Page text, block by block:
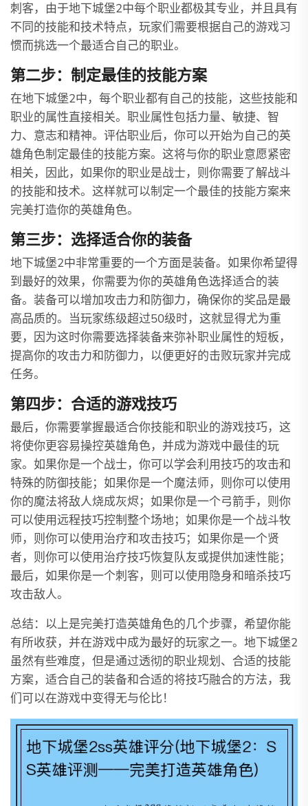
刺客，由于地下城堡2中每个职业都极其专业，并且具有
不同的技能和技术特点，玩家们需要根据自己的游戏习
惯而挑选一个最适合自己的职业。
第二步：制定最佳的技能方案
在地下城堡2中，每个职业都有自己的技能，这些技能和
职业的属性直接相关。职业属性包括力量、敏捷、智
力、意志和精神。评估职业后，你可以开始为自己的英
雄角色制定最佳的技能方案。这将与你的职业意愿紧密
相关，因此，如果你的职业是战士，则你需要了解战斗
的技能和技术。这样就可以制定一个最佳的技能方案来
完美打造你的英雄角色。
第三步：选择适合你的装备
地下城堡2中非常重要的一个方面是装备。如果你希望得
到最好的效果，你需要为你的英雄角色选择适合的装
备。装备可以增加攻击力和防御力，确保你的奖品是最
高品质的。当玩家练级超过50级时，这就显得尤为重
要，因为这时你需要选择装备来弥补职业属性的短板，
提高你的攻击力和防御力，以便更好的击败玩家并完成
任务。
第四步：合适的游戏技巧
最后，你需要掌握最适合你技能和职业的游戏技巧，这
将使你更容易操控英雄角色，并成为游戏中最佳的玩
家。如果你是一个战士，你可以学会利用技巧的攻击和
特殊的防御技能；如果你是一个魔法师，则你可以使用
你的魔法将敌人烧成灰烬；如果你是一个弓箭手，则你
可以使用远程技巧控制整个场地；如果你是一个战斗牧
师，则你可以使用治疗和攻击技巧；如果你是一个贤
者，则你可以使用治疗技巧恢复队友或提供加速性能；
最后，如果你是一个刺客，则可以使用隐身和暗杀技巧
攻击敌人。
总结：以上是完美打造英雄角色的几个步骤，希望你能
有所收获，并在游戏中成为最好的玩家之一。地下城堡2
虽然有些难度，但是通过透彻的职业规划、合适的技能
方案，适合自己的装备和合适的将技巧融合的方法，我
们可以在游戏中变得无与伦比！